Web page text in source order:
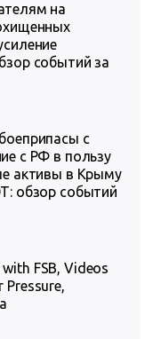
на
событий за
с
с РФ в пользу
активы в Крыму
обзор событий
FSB, Videos